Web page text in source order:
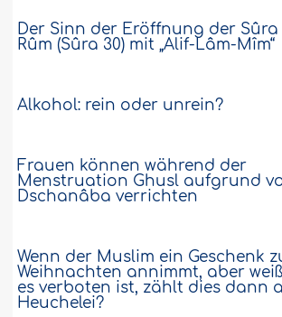
Der Sinn der Eröffnung der Sûra
Rûm (Sûra 30) mit „Alif-Lâm-Mîm“
Alkohol: rein oder unrein?
Frauen können während der
Menstruation Ghusl aufgrund
Dschanâba verrichten
Wenn der Muslim ein Geschenk
Weihnachten annimmt, aber
es verboten ist, zählt dies dann
Heuchelei?